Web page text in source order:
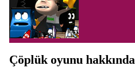
Çöplük oyunu hakkında